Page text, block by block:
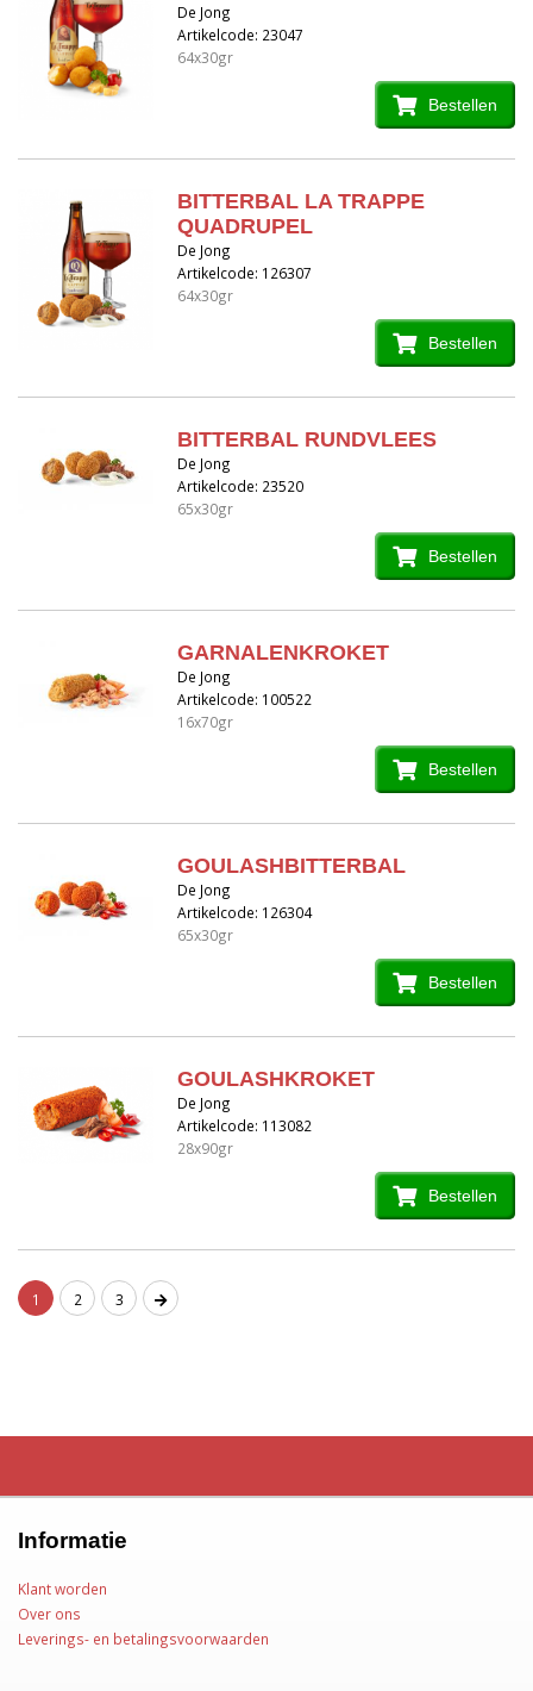
De Jong
Artikelcode: 23047
64x30gr
Bestellen
BITTERBAL LA TRAPPE
QUADRUPEL
De Jong
Artikelcode: 126307
64x30gr
Bestellen
BITTERBAL RUNDVLEES
De Jong
Artikelcode: 23520
65x30gr
Bestellen
GARNALENKROKET
De Jong
Artikelcode: 100522
16x70gr
Bestellen
GOULASHBITTERBAL
De Jong
Artikelcode: 126304
65x30gr
Bestellen
GOULASHKROKET
De Jong
Artikelcode: 113082
28x90gr
Bestellen
1 2 3
Informatie
Klant worden
Over ons
Leverings- en betalingsvoorwaarden